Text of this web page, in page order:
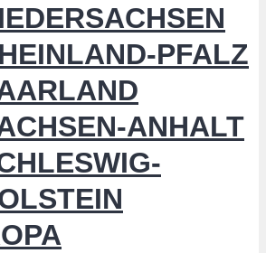
PFALZ
ANHALT